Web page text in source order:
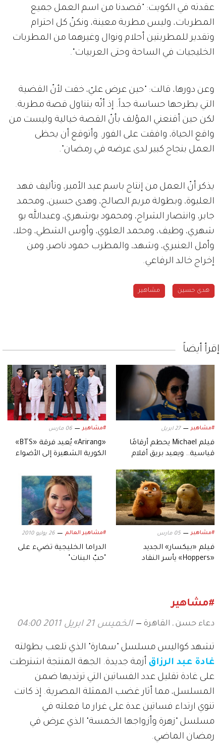
عقدته في الكويت: "قصدنا من اسم العمل جميع
المطربات، وليس مطربة معينة، ونكنّ كل احترام
وتقدير للمطربتين أحلام ونوال وغيرهما من المطربات
الخليجيات في الساحة وحتى العربيات".
وعن دورها، قالت: "حين عرض عليّ، خفت لأنّ القضية
التي يطرحها حساسة جداً. إذ أنّه يتناول قصة مطربة.
لكن حين أقنعني المؤلف بأنّ القصة خيالية وليست من
واقع الحياة، وافقت على الفور. وأتوقع أن يحظى
العمل بنجاح كبير لدى عرضه في رمضان".
يذكر أنّ العمل من إنتاج باسم عبد الأمير، وتأليف فهد
العليوة، وبطولة مريم الصالح، وهدى حسين، ومحمد
جابر، وانتصار الشراح، ومحمود بوشهري، وعبدالله بو
شهري، وطيف، ومحمد العلوي، وأوس الشطي، وحلا،
وأمل العنبري، وشهد، والمطرب حمود ناصر، ومن
إخراج خالد الرفاعي.
هدى حسين مشاهير
إقرأ أيضاً
#مشاهير 27 ابريل
فيلم Michael يحطم أرقامًا
قياسية.. ويعيد بريق أفلام
#مشاهير 06 مارس
«Arirang» يُعيد فرقة «BTS»
الكورية الشهيرة إلى الأضواء
#مشاهير 05 مارس
فيلم «بيكسار» الجديد
«Hoppers» يأسر النقاد
#مشاهير العالم 26 يوليو 2010
الدراما الخليجية تضيء على
"حبّ البنات"
#مشاهير
دعاء حسن ـ القاهرة الخميس 21 ابريل 2011 04:00
تشهد كواليس مسلسل "سمارة" الذي تلعب بطولته
غادة عبد الرزاق أزمة جديدة. الجهة المنتجة اشترطت
على غادة تقليل عدد الفساتين التي ترتديها ضمن
المسلسل، مما أثار غضب الممثلة المصرية. إذ كانت
تنوي ارتداء فساتين عدة على غرار ما فعلته في
مسلسل "زهرة وأزواجها الخمسة" الذي عرض في
رمضان الماضي.